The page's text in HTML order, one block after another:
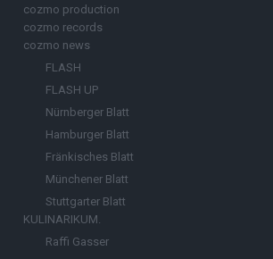
cozmo production
cozmo records
cozmo news
FLASH
FLASH UP
Nürnberger Blatt
Hamburger Blatt
Fränkisches Blatt
Münchener Blatt
Stuttgarter Blatt
KULINARIKUM.
Raffi Gasser